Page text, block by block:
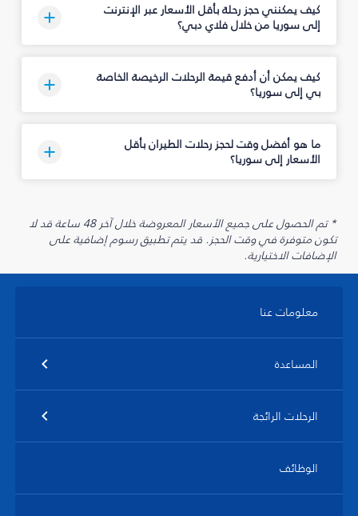
كيف يمكنني حجز رحلة بأقل الأسعار عبر الإنترنت
إلى سوريا من خلال فلاي دبي؟
كيف يمكن أن أدفع قيمة الرحلات الرخيصة الخاصة
بي إلى سوريا؟
ما هو أفضل وقت لحجز رحلات الطيران بأقل
الأسعار إلى سوريا؟
* تم الحصول على جميع الأسعار المعروضة خلال آخر 48 ساعة قد لا
تكون متوفرة في وقت الحجز. قد يتم تطبيق رسوم إضافية على
الإضافات الاختيارية.
معلومات عنا
المساعدة
الرحلات الرائجة
الوظائف